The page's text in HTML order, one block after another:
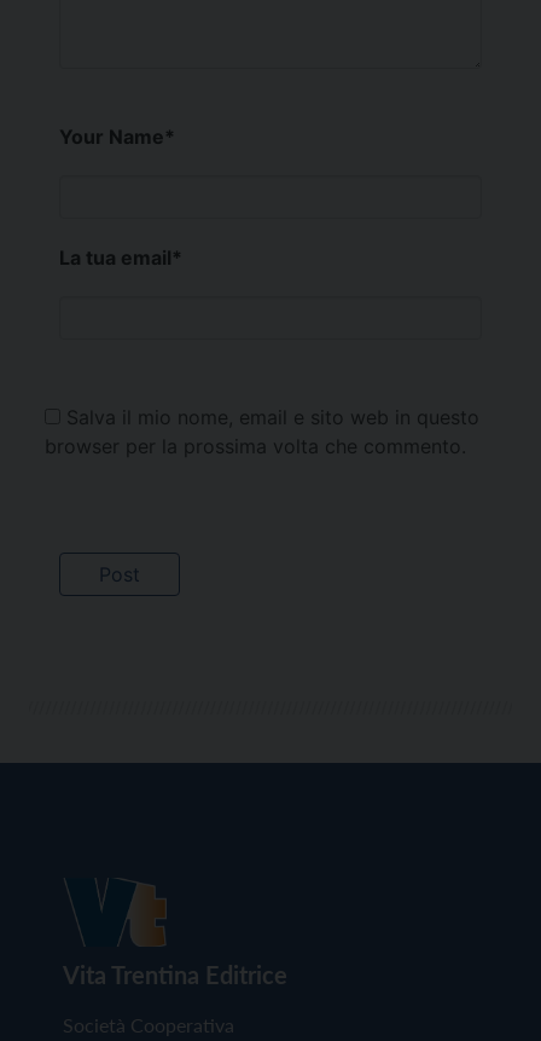
Your Name*
La tua email*
Salva il mio nome, email e sito web in questo
browser per la prossima volta che commento.
Vita Trentina Editrice
Società Cooperativa